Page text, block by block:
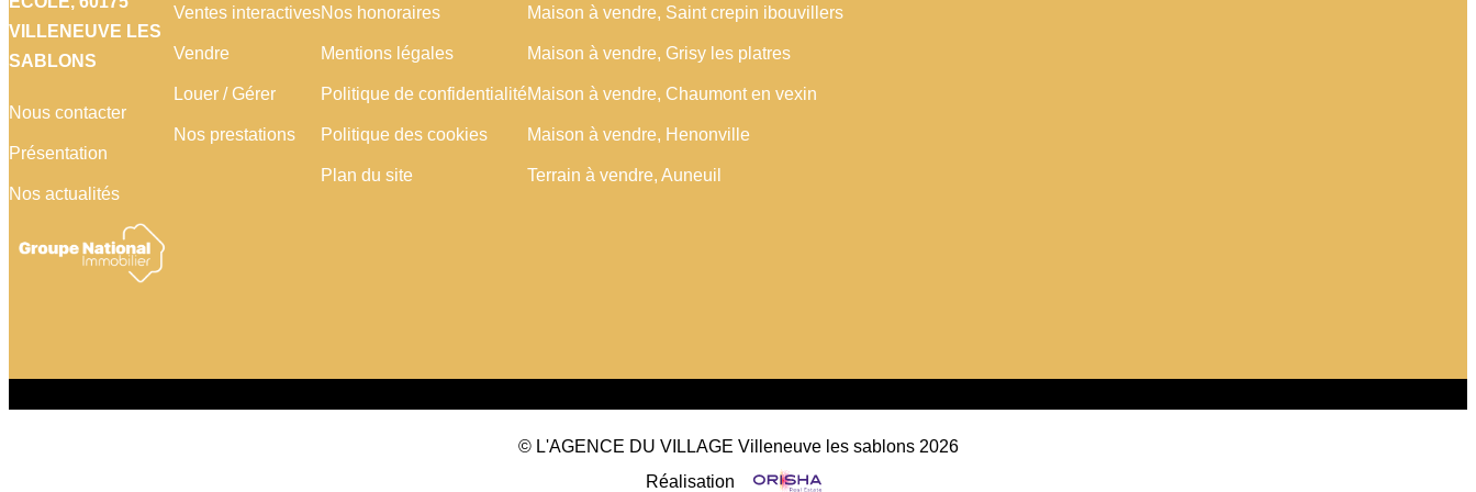
NOS CLIENTS
Nos Prestations
Avis Clients
VILLENEUVE LES
SABLONS
Nous contacter
Présentation
Nos actualités
Ventes interactives
Vendre
Louer / Gérer
Nos prestations
Nos honoraires
Mentions légales
Politique de confidentialité
Politique des cookies
Plan du site
Maison à vendre, Saint crepin ibouvillers
Maison à vendre, Grisy les platres
Maison à vendre, Chaumont en vexin
Maison à vendre, Henonville
Terrain à vendre, Auneuil
© L'AGENCE DU VILLAGE Villeneuve les sablons 2026
Réalisation